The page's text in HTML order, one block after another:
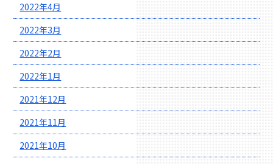
2022年4月
2022年3月
2022年2月
2022年1月
2021年12月
2021年11月
2021年10月